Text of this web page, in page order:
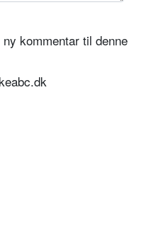
kommentar til denne